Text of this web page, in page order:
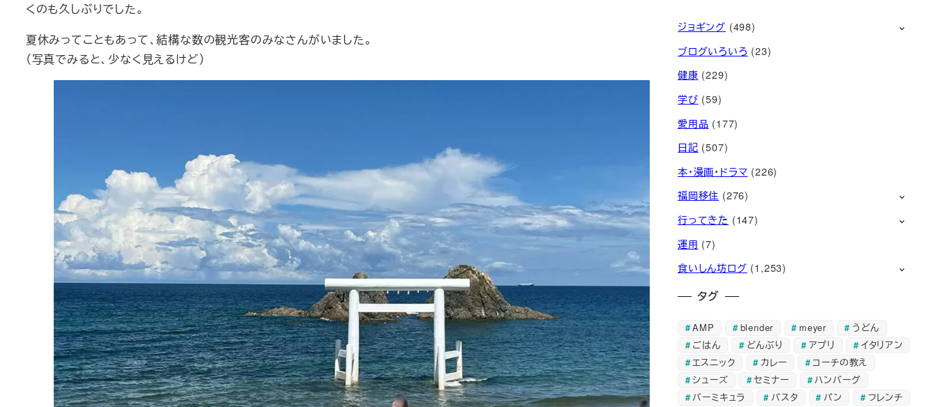
くのも久しぶりでした。
夏休みってこともあって、結構な数の観光客のみなさんがいました。
（写真でみると、少なく見えるけど）
ジョギング (498)
ブログいろいろ (23)
健康 (229)
学び (59)
愛用品 (177)
日記 (507)
本・漫画・ドラマ (226)
福岡移住 (276)
行ってきた (147)
運用 (7)
食いしん坊ログ (1,253)
タグ
AMP blender meyer
うどん
ごはん
どんぶり アプリ
イタリアン
エスニック
カレー
コーチの教え
シューズ
セミナー
ハンバーグ
バーミキュラ
パスタ パン
フレンチ